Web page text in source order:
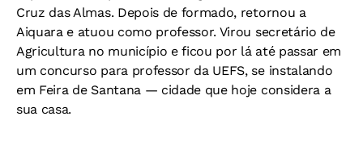
Cruz das Almas. Depois de formado, retornou a
Aiquara e atuou como professor. Virou secretário de
Agricultura no município e ficou por lá até passar em
um concurso para professor da UEFS, se instalando
em Feira de Santana — cidade que hoje considera a
sua casa.